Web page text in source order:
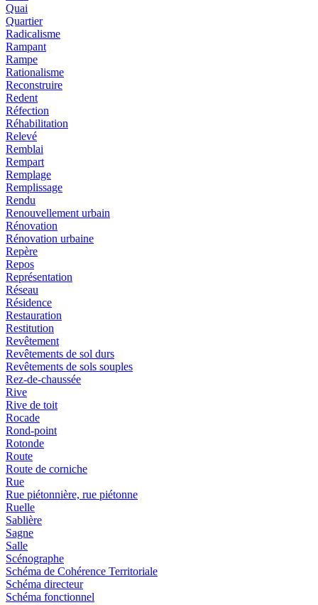
Quai
Quartier
Radicalisme
Rampant
Rampe
Rationalisme
Reconstruire
Redent
Réfection
Réhabilitation
Relevé
Remblai
Rempart
Remplage
Remplissage
Rendu
Renouvellement urbain
Rénovation
Rénovation urbaine
Repère
Repos
Représentation
Réseau
Résidence
Restauration
Restitution
Revêtement
Revêtements de sol durs
Revêtements de sols souples
Rez-de-chaussée
Rive
Rive de toit
Rocade
Rond-point
Rotonde
Route
Route de corniche
Rue
Rue piétonnière, rue piétonne
Ruelle
Sablière
Sagne
Salle
Scénographe
Schéma de Cohérence Territoriale
Schéma directeur
Schéma fonctionnel